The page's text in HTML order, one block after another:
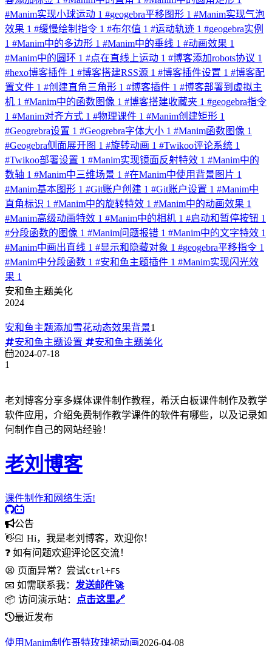
#Manim实现小球运动 1 #geogebra平移图形 1 #Manim实现气泡
效果 1 #缓慢绘制指令 1 #布尔值 1 #运动轨迹 1 #geogebra实例
1 #Manim中的多边形 1 #Manim中的垂线 1 #动画效果 1
#Manim中的圆环 1 #点在直线上运动 1 #博客添加robots协议 1
#hexo博客插件 1 #博客搭建RSS源 1 #博客插件设置 1 #博客配
置文件 1 #创建直角三角形 1 #博客插件 1 #博客部署到虚拟主
机 1 #Manim中的函数图像 1 #博客搭建收藏夹 1 #geogebra指令
1 #Manim对齐方式 1 #物理课件 1 #Manim创建矩形 1
#Geogrebra设置 1 #Geogrebra字体大小 1 #Manim函数图像 1
#Geogebra侧面展开图 1 #旋转动画 1 #Twikoo评论系统 1
#Twikoo部署设置 1 #Manim实现镜面反射特效 1 #Manim中的
数轴 1 #Manim中三维场景 1 #在Manim中使用背景图片 1
#Manim基本图形 1 #Git账户创建 1 #Git账户设置 1 #Manim中
直角标识 1 #Manim中的旋转特效 1 #Manim中的动画效果 1
#Manim高级动画特效 1 #Manim中的相机 1 #启动和暂停按钮 1
#分段函数的图像 1 #Manim问题报错 1 #Manim中的文字特效 1
#Manim中画出直线 1 #显示和隐藏对象 1 #geogebra平移指令 1
#Manim中分段函数 1 #安和鱼主题插件 1 #Manim实现闪光效
果 1
安和鱼主题美化
2024
安和鱼主题添加雪花动态效果背景1
安和鱼主题设置
安和鱼主题美化
2024-07-18
1
老刘博客分享多媒体课件制作教程，希沃白板课件制作及教学
软件应用，介绍免费制作教学课件的软件有哪些，以及记录如
何制作自己的网站经验！
老刘博客
课件制作和网络生活!
公告
👋🏻 Hi，我是老刘博客，欢迎你！
❓ 如有问题欢迎评论区交流！
😫 页面异常？尝试Ctrl +F5
📧 如需联系我： 发送邮件🚀
📦 访问演示站：
点击这里🔗
最近发布
使用Manim制作哥特玫瑰裙动画2026-04-08